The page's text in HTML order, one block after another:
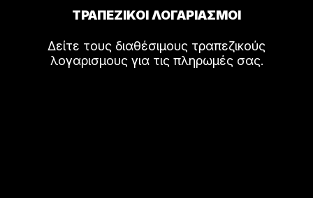
ΤΡΑΠΕΖΙΚΟΙ ΛΟΓΑΡΙΑΣΜΟΙ
Δείτε τους διαθέσιμους τραπεζικούς
λογαρισμους για τις πληρωμές σας.